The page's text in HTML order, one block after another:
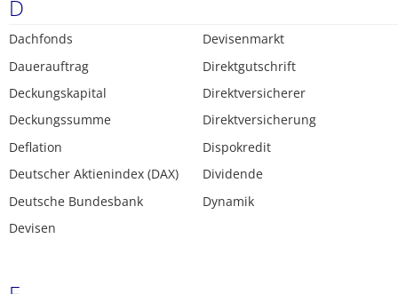
D
Dachfonds
Dauerauftrag
Deckungskapital
Deckungssumme
Deflation
Deutscher Aktienindex (DAX)
Deutsche Bundesbank
Devisen
Devisenmarkt
Direktgutschrift
Direktversicherer
Direktversicherung
Dispokredit
Dividende
Dynamik